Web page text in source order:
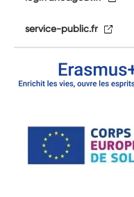
service-public.fr